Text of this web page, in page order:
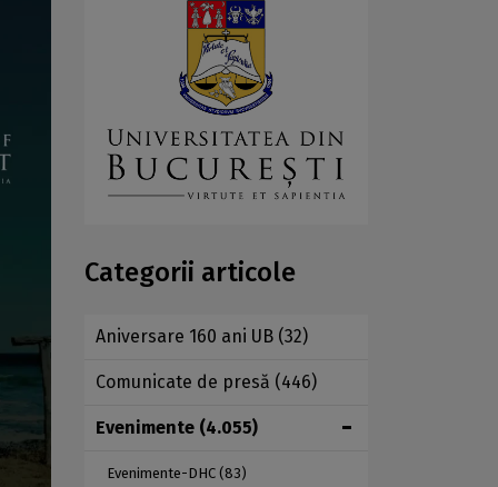
Categorii articole
Aniversare 160 ani UB (32)
Comunicate de presă (446)
Evenimente (4.055)
Evenimente-DHC (83)